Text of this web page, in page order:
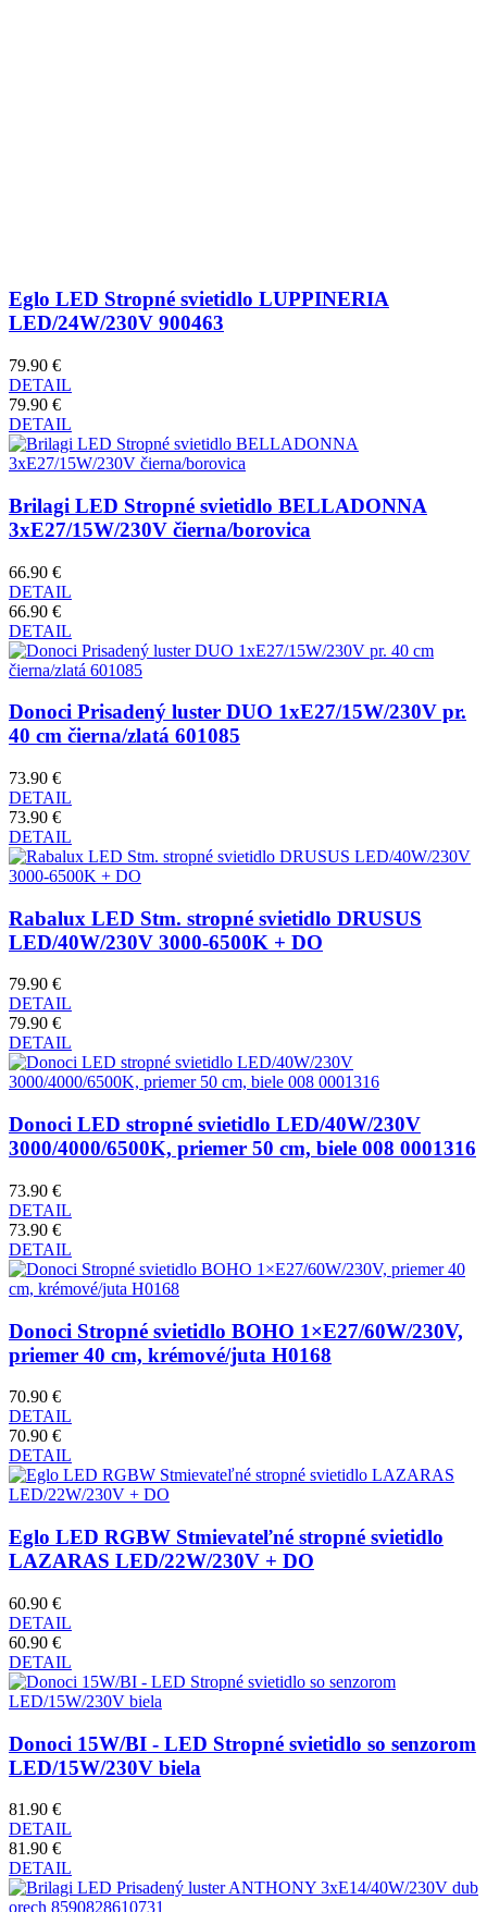
Eglo LED Stropné svietidlo LUPPINERIA
LED/24W/230V 900463
79.90 €
DETAIL
79.90 €
DETAIL
Brilagi LED Stropné svietidlo BELLADONNA
3xE27/15W/230V čierna/borovica
66.90 €
DETAIL
66.90 €
DETAIL
Donoci Prisadený luster DUO 1xE27/15W/230V pr.
40 cm čierna/zlatá 601085
73.90 €
DETAIL
73.90 €
DETAIL
Rabalux LED Stm. stropné svietidlo DRUSUS
LED/40W/230V 3000-6500K + DO
79.90 €
DETAIL
79.90 €
DETAIL
Donoci LED stropné svietidlo LED/40W/230V
3000/4000/6500K, priemer 50 cm, biele 008 0001316
73.90 €
DETAIL
73.90 €
DETAIL
Donoci Stropné svietidlo BOHO 1×E27/60W/230V,
priemer 40 cm, krémové/juta H0168
70.90 €
DETAIL
70.90 €
DETAIL
Eglo LED RGBW Stmievateľné stropné svietidlo
LAZARAS LED/22W/230V + DO
60.90 €
DETAIL
60.90 €
DETAIL
Donoci 15W/BI - LED Stropné svietidlo so senzorom
LED/15W/230V biela
81.90 €
DETAIL
81.90 €
DETAIL